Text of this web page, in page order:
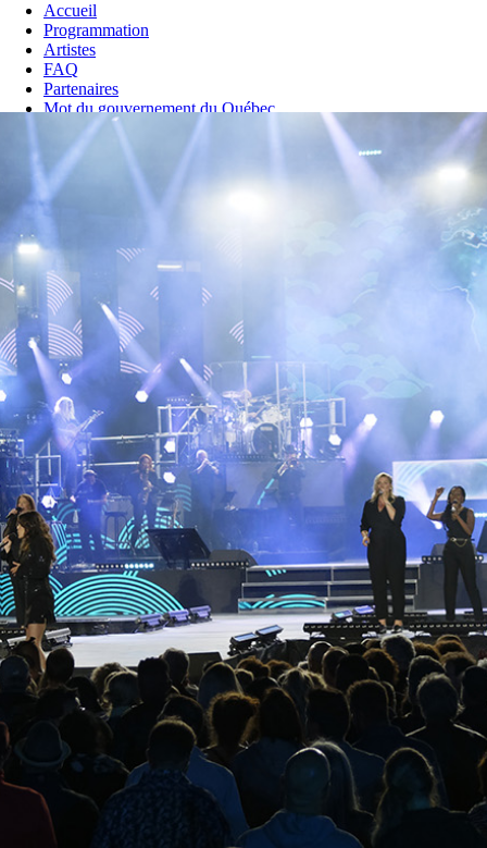
Accueil
Programmation
Artistes
FAQ
Partenaires
Mot du gouvernement du Québec
Mot du maire de Québec
Hébergement
Nous joindre
Mes favoris